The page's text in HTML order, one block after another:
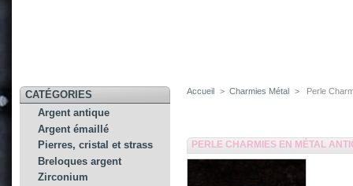
CATÉGORIES
Argent antique
Argent émaillé
Pierres, cristal et strass
Breloques argent
Zirconium
Accueil > Charmies Métal > Perle
PERLE CHARMIES EN MÉTAL